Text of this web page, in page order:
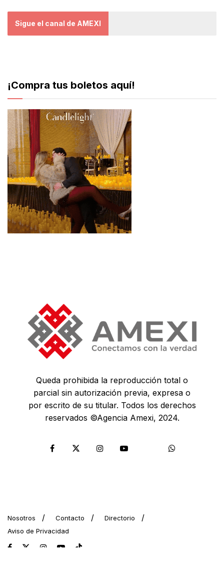
Sigue el canal de AMEXI
¡Compra tus boletos aquí!
Queda prohibida la reproducción total o
parcial sin autorización previa, expresa o
por escrito de su titular. Todos los derechos
reservados ©Agencia Amexi, 2024.
Nosotros Contacto
Directorio
Aviso de Privacidad